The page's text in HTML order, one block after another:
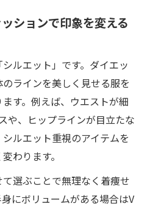
ションで印象を変える
ルエット」です。ダイエッ
ラインを美しく見せる服を
す。例えば、ウエストが細
や、ヒップラインが目立たな
ルエット重視のアイテムを
わります。
選ぶことで無理なく着痩せ
にボリュームがある場合はV